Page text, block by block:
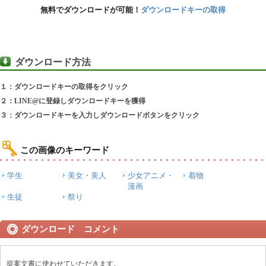
無料でダウンロードが可能！ ダウンロードキーの取得
ダウンロード方法
１：ダウンロードキーの取得をクリック
２：LINE@に登録しダウンロードキーを獲得
３：ダウンロードキーを入力しダウンロードボタンをクリック
この画像のキーワード
学生 美女・美人
少女アニメ・
漫画
着物
生徒 祭り
ダウンロード コメント
提案文書に使わせていただきます。